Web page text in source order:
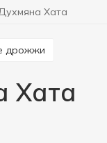
Хата
дрожжи
Хата